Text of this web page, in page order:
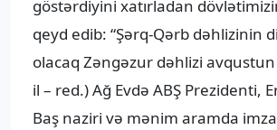
göstərdiyini xatırladan
qeyd edib: “Şərq-Qərb dəhlizinin
olacaq Zəngəzur dəhlizi avqustun
il – red.) Ağ Evdə ABŞ Prezidenti,
Baş naziri və mənim aramda